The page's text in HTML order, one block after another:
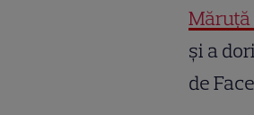
Măruță
și a
de